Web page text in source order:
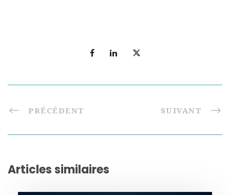
PRÉCÉDENT SUIVANT
Articles similaires